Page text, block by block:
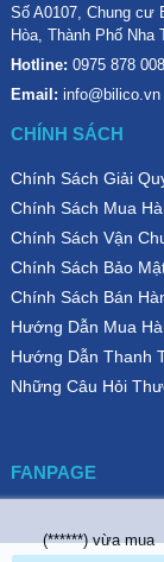
Số A0107, Chung
Hòa, Thành Phố Nha
Hotline: 0975 878 008
Email: info@bilico.vn
CHÍNH SÁCH
Chính Sách Giải
Chính Sách Mua
Chính Sách Vận
Chính Sách Bảo
Chính Sách Bán
Hướng Dẫn Mua
Hướng Dẫn Thanh
Những Câu Hỏi
FANPAGE
(******)